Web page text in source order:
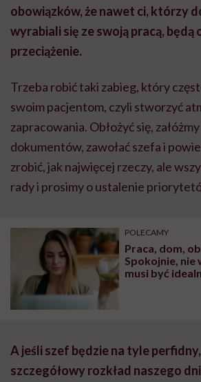
obowiązków, że nawet ci, którzy
wyrabiali się ze swoją pracą, będą
przeciążenie.
Trzeba robić taki zabieg, który
swoim pacjentom, czyli stworzyć
zapracowania. Obłożyć się,
dokumentów, zawołać szefa i
zrobić, jak najwięcej rzeczy, ale
rady i prosimy o ustalenie
POLECAMY
Praca, dom,
Spokojnie, nie
musi być
A jeśli szef będzie na tyle
szczegółowy rozkład naszego